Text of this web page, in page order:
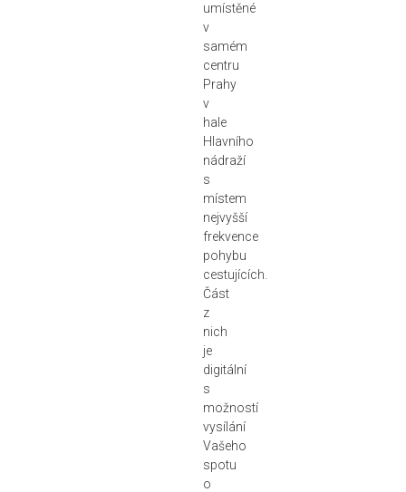
umístěné
v
samém
centru
Prahy
v
hale
Hlavního
nádraží
s
místem
nejvyšší
frekvence
pohybu
cestujících.
Část
z
nich
je
digitální
s
možností
vysílání
Vašeho
spotu
o